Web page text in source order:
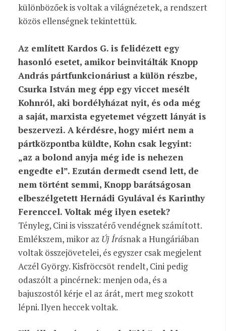
különbözőek is voltak a világnézetek, a rendszert
közös ellenségnek tekintettük.
Az említett Kardos G. is felidézett egy
hasonló esetet, amikor beinvitálták Knopp
András pártfunkcionáriust a külön részbe,
Csurka István meg épp egy viccet mesélt
Kohnról, aki bordélyházat nyit, és oda még
a saját, marxista egyetemet végzett lányát is
beszervezi. A kérdésre, hogy miért nem a
pártközpontba küldte, Kohn csak legyint:
„az a bolond anyja még ide is nehezen
engedte el”. Ezután dermedt csend lett, de
nem történt semmi, Knopp barátságosan
elbeszélgetett Hernádi Gyulával és Karinthy
Ferenccel. Voltak még ilyen esetek?
Tényleg, Cini is visszatérő vendégnek számított.
Emlékszem, mikor az Új Írásnak a Hungáriában
voltak összejövetelei, és egyszer csak megjelent
Aczél György. Kisfröccsöt rendelt, Cini pedig
odaszólt a pincérnek: menjen oda, és a
bajuszostól kérje el az árát, mert meg szokott
lépni. Ilyen heccek voltak.